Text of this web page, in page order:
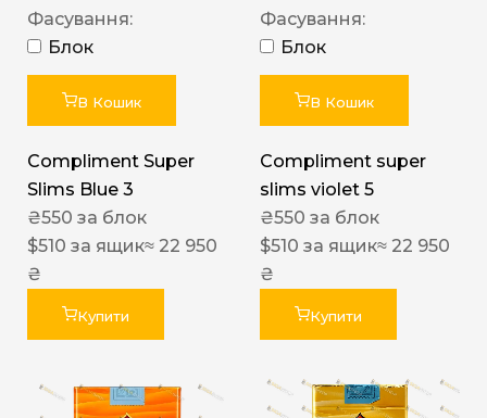
Фасування:
Блок
В Кошик
Compliment Super
Slims Blue 3
₴550 за блок
$510 за ящик≈ 22 950
₴
Купити
Фасування:
Блок
В Кошик
Compliment super
slims violet 5
₴550 за блок
$510 за ящик≈ 22 950
₴
Купити